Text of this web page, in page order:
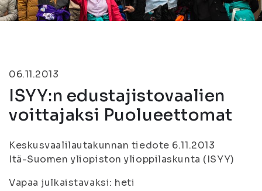
06.11.2013
ISYY:n edustajistovaalien
voittajaksi Puolueettomat
Keskusvaalilautakunnan tiedote 6.11.2013
Itä-Suomen yliopiston ylioppilaskunta (ISYY)
Vapaa julkaistavaksi: heti